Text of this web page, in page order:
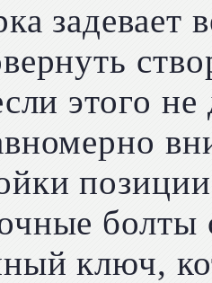
задевает
этого
болты
ключ,